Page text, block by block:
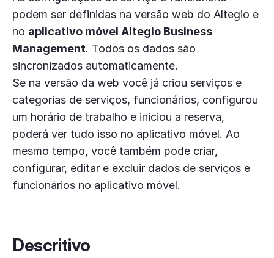
podem ser definidas na versão web do Altegio e
no aplicativo móvel Altegio Business
Management. Todos os dados são
sincronizados automaticamente.
Se na versão da web você já criou serviços e
categorias de serviços, funcionários, configurou
um horário de trabalho e iniciou a reserva,
poderá ver tudo isso no aplicativo móvel. Ao
mesmo tempo, você também pode criar,
configurar, editar e excluir dados de serviços e
funcionários no aplicativo móvel.
Descritivo